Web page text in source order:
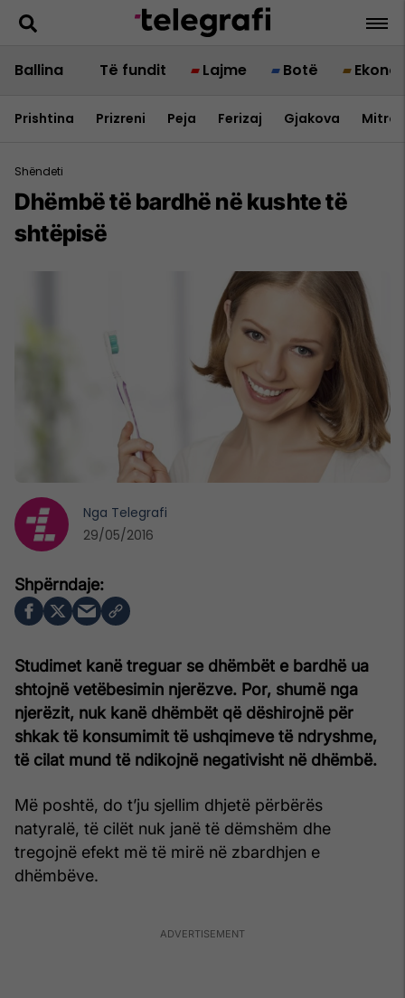
Ballina Të fundit Lajme Botë
Prishtina Prizreni Peja Ferizaj Gjakova
Shëndeti
Dhëmbë të bardhë në kushte të
shtëpisë
Studimet kanë treguar se dhëmbët e bardhë ua
shtojnë vetëbesimin njerëzve. Por, shumë nga
njerëzit, nuk kanë dhëmbët që dëshirojnë për
shkak të konsumimit të ushqimeve të ndryshme,
të cilat mund të ndikojnë negativisht në dhëmbë.
Më poshtë, do t’ju sjellim dhjetë përbërës
natyralë, të cilët nuk janë të dëmshëm dhe
tregojnë efekt më të mirë në zbardhjen e
dhëmbëve.
Nga Telegrafi
29/05/2016